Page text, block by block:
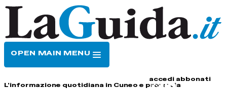
OPEN MAIN MENU
accedi abbonati
L'informazione quotidiana in Cuneo e provincia